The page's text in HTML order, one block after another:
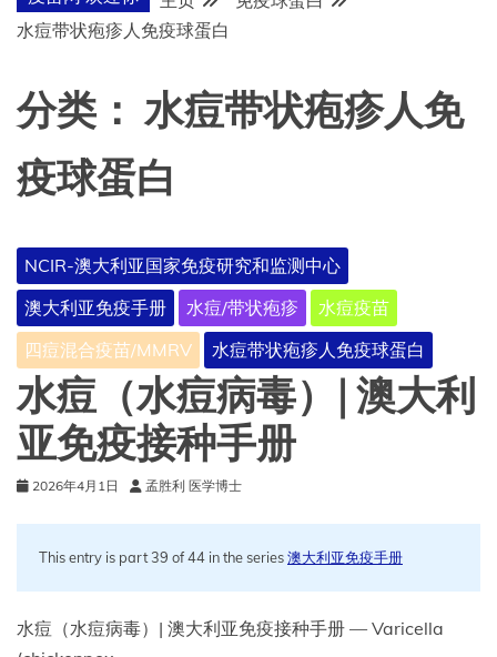
水痘带状疱疹人免疫球蛋白
分类： 水痘带状疱疹人免
疫球蛋白
NCIR-澳大利亚国家免疫研究和监测中心
澳大利亚免疫手册
水痘/带状疱疹
水痘疫苗
四痘混合疫苗/MMRV
水痘带状疱疹人免疫球蛋白
水痘（水痘病毒）| 澳大利
亚免疫接种手册
2026年4月1日 孟胜利 医学博士
This entry is part 39 of 44 in the series澳大利亚免疫手册
水痘（水痘病毒）| 澳大利亚免疫接种手册 — Varicella